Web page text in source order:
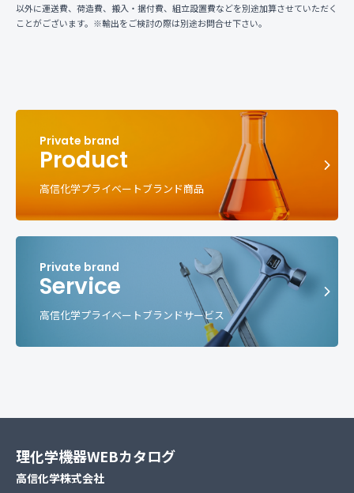
以外に運送費、荷造費、搬入・据付費、組立設置費などを別途加算させていただく
ことがございます。※輸出をご検討の際は別途お問合せ下さい。
Product
高信化学プライベートブランド商品
Service
高信化学プライベートブランドサービス
理化学機器WEBカタログ
高信化学株式会社